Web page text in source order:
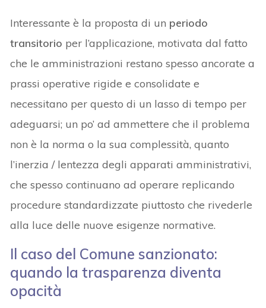
Interessante è la proposta di un periodo
transitorio per l’applicazione, motivata dal fatto
che le amministrazioni restano spesso ancorate a
prassi operative rigide e consolidate e
necessitano per questo di un lasso di tempo per
adeguarsi; un po’ ad ammettere che il problema
non è la norma o la sua complessità, quanto
l’inerzia / lentezza degli apparati amministrativi,
che spesso continuano ad operare replicando
procedure standardizzate piuttosto che rivederle
alla luce delle nuove esigenze normative.
Il caso del Comune sanzionato:
quando la trasparenza diventa
opacità